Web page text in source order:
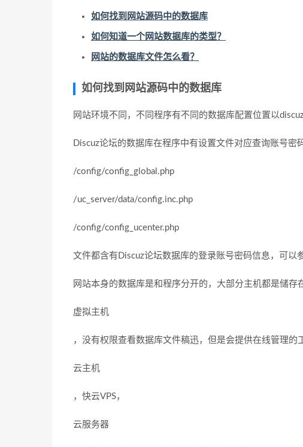
如何找到网站源码中的数据库
如何知道一个网站数据库的类型？
网站的数据库文件怎么看？
如何找到网站源码中的数据库
网站环境不同，不同程序有不同的数据库配置位置以
Discuz论坛的数据库在程序中有设置文件对应查询账号密
/config/config_global.php
/uc_server/data/config.inc.php
/config/config_ucenter.php
文件都含有Discuz论坛数据库的登录账号密码信息，可以
网站本身的数据库是和程序分开的，大部分主机都是储存
虚拟主机
，没有权限查看数据库文件稿迅，但是会提供在线管理的
云主机
，快云VPS，
云服务器